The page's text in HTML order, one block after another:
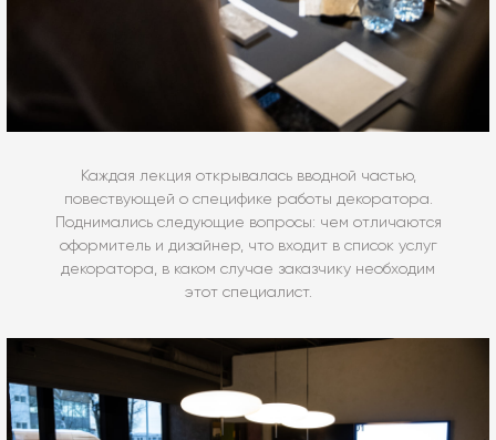
Каждая лекция открывалась вводной частью,
повествующей о специфике работы декоратора.
Поднимались следующие вопросы: чем отличаются
оформитель и дизайнер, что входит в список услуг
декоратора, в каком случае заказчику необходим
этот специалист.